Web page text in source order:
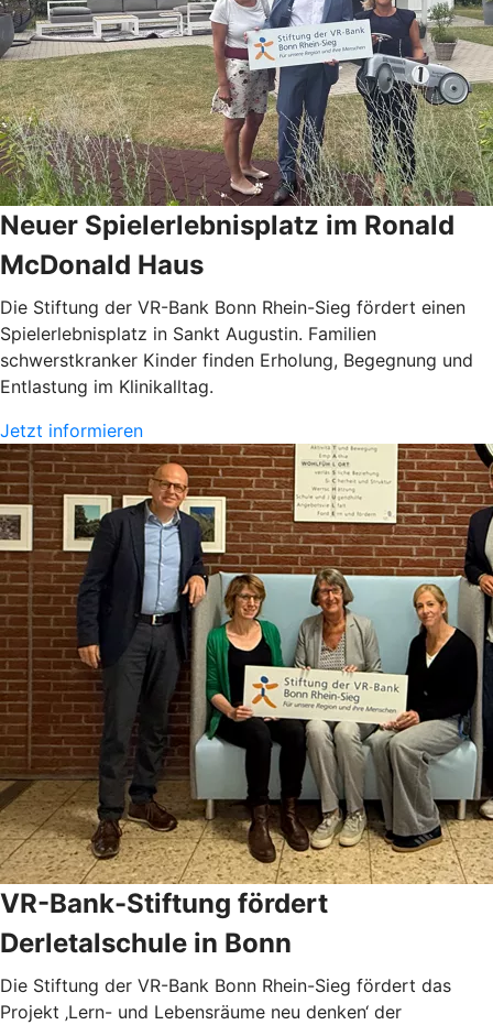
Neuer Spielerlebnisplatz im Ronald
McDonald Haus
Die Stiftung der VR-Bank Bonn Rhein-Sieg fördert einen
Spielerlebnisplatz in Sankt Augustin. Familien
schwerstkranker Kinder finden Erholung, Begegnung und
Entlastung im Klinikalltag.
Jetzt informieren
VR-Bank-Stiftung fördert
Derletalschule in Bonn
Die Stiftung der VR-Bank Bonn Rhein-Sieg fördert das
Projekt ‚Lern- und Lebensräume neu denken‘ der